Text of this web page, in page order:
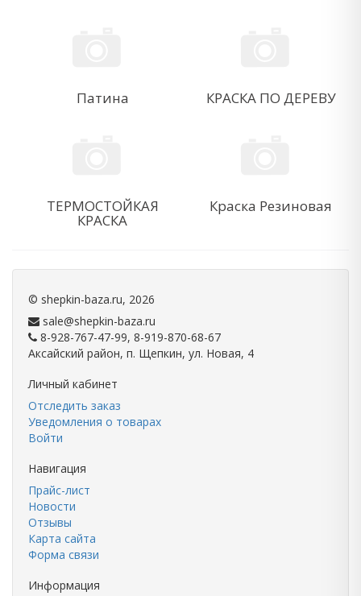
Патина КРАСКА ПО ДЕРЕВУ
ТЕРМОСТОЙКАЯ
КРАСКА
Краска Резиновая
© shepkin-baza.ru, 2026
sale@shepkin-baza.ru
8-928-767-47-99, 8-919-870-68-67
Аксайский район, п. Щепкин, ул. Новая, 4
Личный кабинет
Отследить заказ
Уведомления о товарах
Войти
Навигация
Прайс-лист
Новости
Отзывы
Карта сайта
Форма связи
Информация